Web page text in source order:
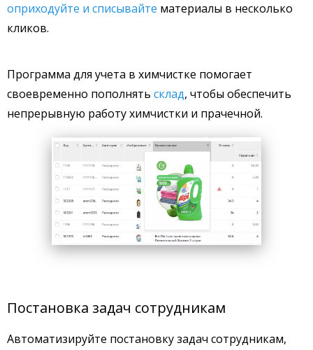
оприходуйте и списывайте материалы в несколько
кликов.
Программа для учета в химчистке помогает
своевременно пополнять склад, чтобы обеспечить
непрерывную работу химчистки и прачечной.
Постановка задач сотрудникам
Автоматизируйте постановку задач сотрудникам,